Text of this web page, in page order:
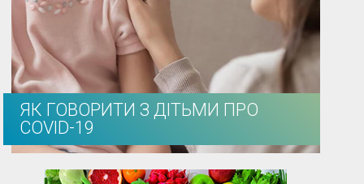
ЯК ГОВОРИТИ З ДІТЬМИ ПРО
COVID-19